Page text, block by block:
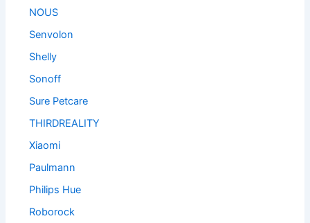
NOUS
Senvolon
Shelly
Sonoff
Sure Petcare
THIRDREALITY
Xiaomi
Paulmann
Philips Hue
Roborock